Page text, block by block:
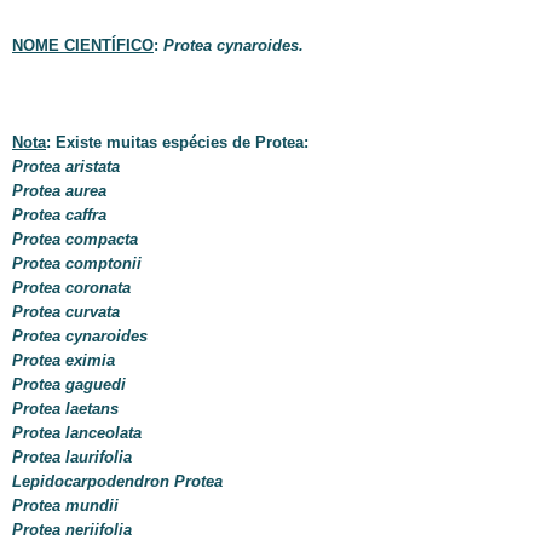
NOME CIENTÍFICO: Protea cynaroides.
Nota: Existe muitas espécies de Protea:
Protea aristata
Protea aurea
Protea caffra
Protea compacta
Protea comptonii
Protea coronata
Protea curvata
Protea cynaroides
Protea eximia
Protea gaguedi
Protea laetans
Protea lanceolata
Protea laurifolia
Lepidocarpodendron Protea
Protea mundii
Protea neriifolia